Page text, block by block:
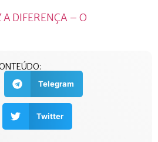
DIFERENÇA – O
Telegram
Twitter